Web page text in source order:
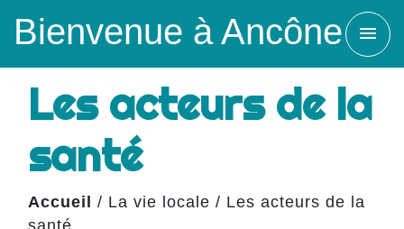
Bienvenue à Ancône menu
Les acteurs de la
santé
Accueil / La vie locale / Les acteurs de la
santé